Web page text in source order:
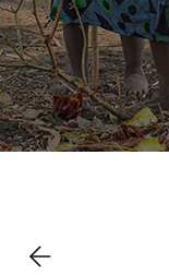
언론보도